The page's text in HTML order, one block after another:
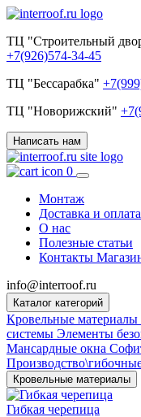
ТЦ "Строительный
+7(926)574-34-45
ТЦ "Бессарабка"
ТЦ "Новорижский"
Написать нам
0
Монтаж
Доставка и оплата
О нас
Полезные статьи
Контакты
info@interroof.ru
Каталог категорий
Кровельные материалы
системы Элементы
Мансардные окна
Кровельные материалы
Гибкая черепица